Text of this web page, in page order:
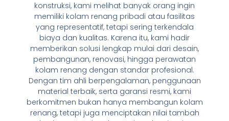
konstruksi, kami melihat banyak orang ingin
memiliki kolam renang pribadi atau fasilitas
yang representatif, tetapi sering terkendala
biaya dan kualitas. Karena itu, kami hadir
memberikan solusi lengkap mulai dari desain,
pembangunan, renovasi, hingga perawatan
kolam renang dengan standar profesional.
Dengan tim ahli berpengalaman, penggunaan
material terbaik, serta garansi resmi, kami
berkomitmen bukan hanya membangun kolam
renang, tetapi juga menciptakan nilai tambah